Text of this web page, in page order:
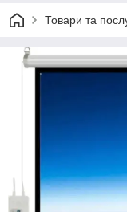
Товари та